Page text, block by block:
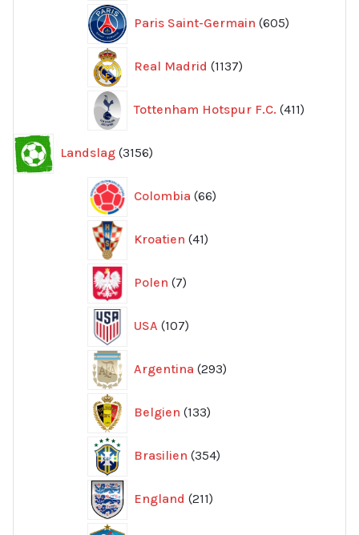
Paris Saint-Germain 605
produkter
Real Madrid 1137
produkter
Tottenham Hotspur F.C. 411
produkter
Landslag 3156
produkter
Colombia 66
produkter
Kroatien 41
produkter
Polen 7
produkter
USA 107
produkter
Argentina 293
produkter
Belgien 133
produkter
Brasilien 354
produkter
England 211
produkter